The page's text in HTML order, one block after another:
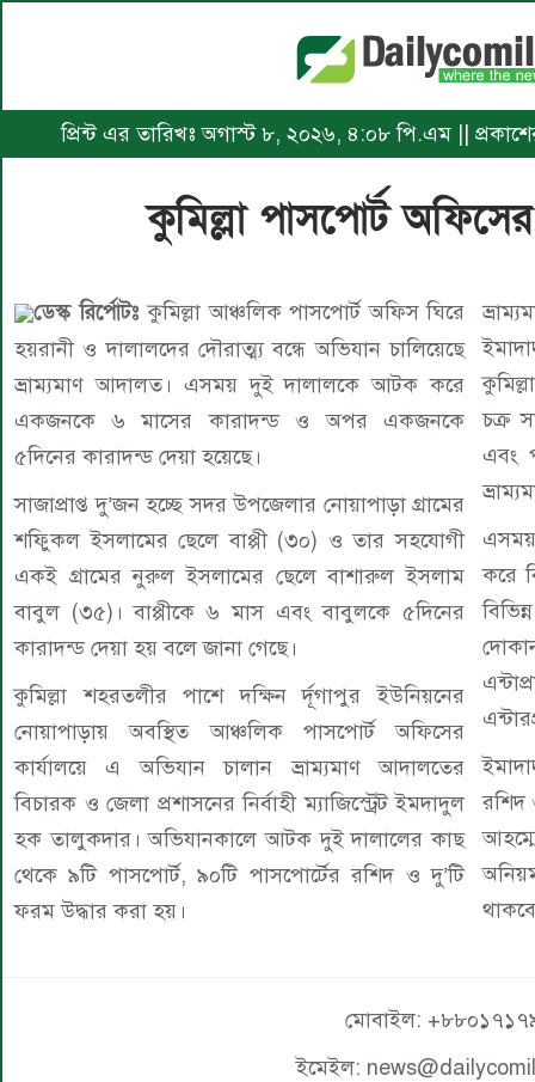
প্রিন্ট এর তারিখঃ অগাস্ট ৮, ২০২৬, ৪:০৮ পি.এম ||
কুমিল্লা পাসপোর্ট
ডেস্ক রির্পোটঃকুমিল্লা আঞ্চলিক পাসপোর্ট অফিস ঘিরে
হয়রানী ও দালালদের দৌরাত্ম্য বন্ধে অভিযান চালিয়েছে
ভ্রাম্যমাণ আদালত। এসময় দুই দালালকে আটক করে
একজনকে ৬ মাসের কারাদন্ড ও অপর একজনকে
৫দিনের কারাদন্ড দেয়া হয়েছে।
সাজাপ্রাপ্ত দু’জন হচ্ছে সদর উপজেলার নোয়াপাড়া গ্রামের
শফিুকল ইসলামের ছেলে বাপ্পী (৩০) ও তার সহযোগী
একই গ্রামের নুরুল ইসলামের ছেলে বাশারুল ইসলাম
বাবুল (৩৫)। বাপ্পীকে ৬ মাস এবং বাবুলকে ৫দিনের
কারাদন্ড দেয়া হয় বলে জানা গেছে।
কুমিল্লা শহরতলীর পাশে দক্ষিন র্দূগাপুর ইউনিয়নের
নোয়াপাড়ায় অবস্থিত আঞ্চলিক পাসপোর্ট অফিসের
কার্যালয়ে এ অভিযান চালান ভ্রাম্যমাণ আদালতের
বিচারক ও জেলা প্রশাসনের নির্বাহী ম্যাজিস্ট্রেট ইমদাদুল
হক তালুকদার। অভিযানকালে আটক দুই দালালের কাছ
থেকে ৯টি পাসপোর্ট, ৯০টি পাসপোর্টের রশিদ ও দু’টি
ফরম উদ্ধার করা হয়।
চক্র
এবং
করে
রশিদ
মোবাইল:
ইমেইল: